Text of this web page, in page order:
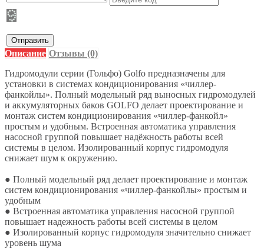
Отправить
Описание Отзывы (0)
Гидромодули серии (Гольфо) Golfo предназначены для
установки в системах кондиционирования «чиллер-
фанкойлы». Полный модельный ряд выносных гидромодулей
и аккумуляторных баков GOLFO делает проектирование и
монтаж систем кондиционирования «чиллер-фанкойл»
простым и удобным. Встроенная автоматика управления
насосной группой повышает надёжность работы всей
системы в целом. Изолированный корпус гидромодуля
снижает шум к окружению.
● Полный модельный ряд делает проектирование и монтаж
систем кондиционирования «чиллер-фанкойлы» простым и
удобным
● Встроенная автоматика управления насосной группой
повышает надежность работы всей системы в целом
● Изолированный корпус гидромодуля значительно снижает
уровень шума